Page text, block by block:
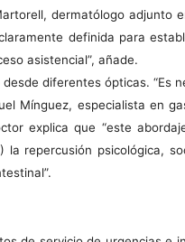
dermatólogo adjunto
definida para
asistencial”, añade.
diferentes ópticas. “Es
Mínguez, especialista en
explica que “este
repercusión psicológica,